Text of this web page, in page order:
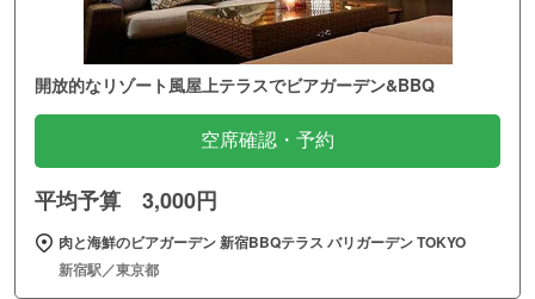
開放的なリゾート風屋上テラスでビアガーデン&BBQ
空席確認・予約
平均予算 3,000円
肉と海鮮のビアガーデン 新宿BBQテラス バリガーデン TOKYO
新宿駅／東京都